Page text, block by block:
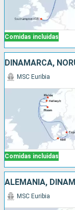
Comidas incluidas
DINAMARCA,
Comidas incluidas
MSC Euribia
ALEMANIA,
MSC Euribia